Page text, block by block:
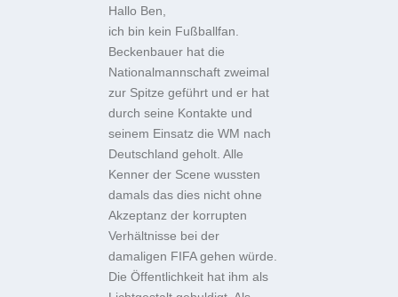
Hallo Ben,
ich bin kein Fußballfan.
Beckenbauer hat die
Nationalmannschaft zweimal
zur Spitze geführt und er hat
durch seine Kontakte und
seinem Einsatz die WM nach
Deutschland geholt. Alle
Kenner der Scene wussten
damals das dies nicht ohne
Akzeptanz der korrupten
Verhältnisse bei der
damaligen FIFA gehen würde.
Die Öffentlichkeit hat ihm als